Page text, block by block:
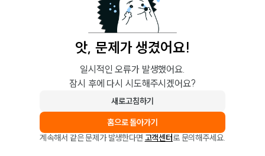
앗, 문제가 생겼어요!
일시적인 오류가 발생했어요.
잠시 후에 다시 시도해주시겠어요?
새로고침하기
홈으로 돌아가기
계속해서 같은 문제가 발생한다면 고객센터로 문의해주세요.